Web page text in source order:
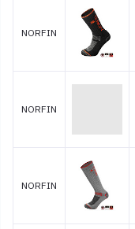
NORFIN
NORFIN
NORFIN